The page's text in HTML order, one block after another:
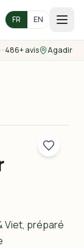
FR EN
486+ avis Agadir
Viet, préparé